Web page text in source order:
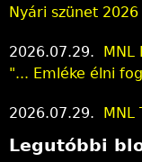
Nyári szünet 2026
2026.07.29.
MNL
"... Emléke élni
2026.07.29. MNL
Legutóbbi